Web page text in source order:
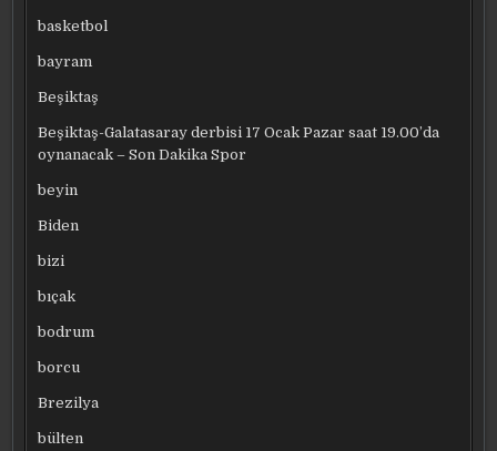
basketbol
bayram
Beşiktaş
Beşiktaş-Galatasaray derbisi 17 Ocak Pazar saat 19.00’da
oynanacak – Son Dakika Spor
beyin
Biden
bizi
bıçak
bodrum
borcu
Brezilya
bülten